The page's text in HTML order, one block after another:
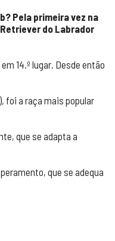
Pela primeira vez na
do Labrador
14.º lugar. Desde então
foi a raça mais popular
que se adapta a
que se adequa